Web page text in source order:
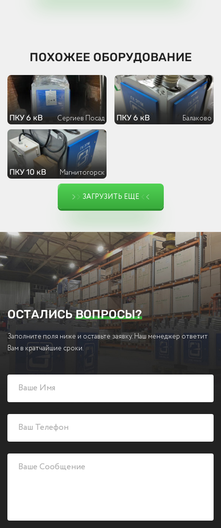
ПОХОЖЕЕ ОБОРУДОВАНИЕ
ПКУ 6 кВ Сергиев Посад ПКУ 6 кВ Балаково
ПКУ 10 кВ Магнитогорск
ЗАГРУЗИТЬ ЕЩЕ
ОСТАЛИСЬВОПРОСЫ?
Заполните поля ниже и оставьте заявку. Наш менеджер ответит
Вам в кратчайшие сроки.